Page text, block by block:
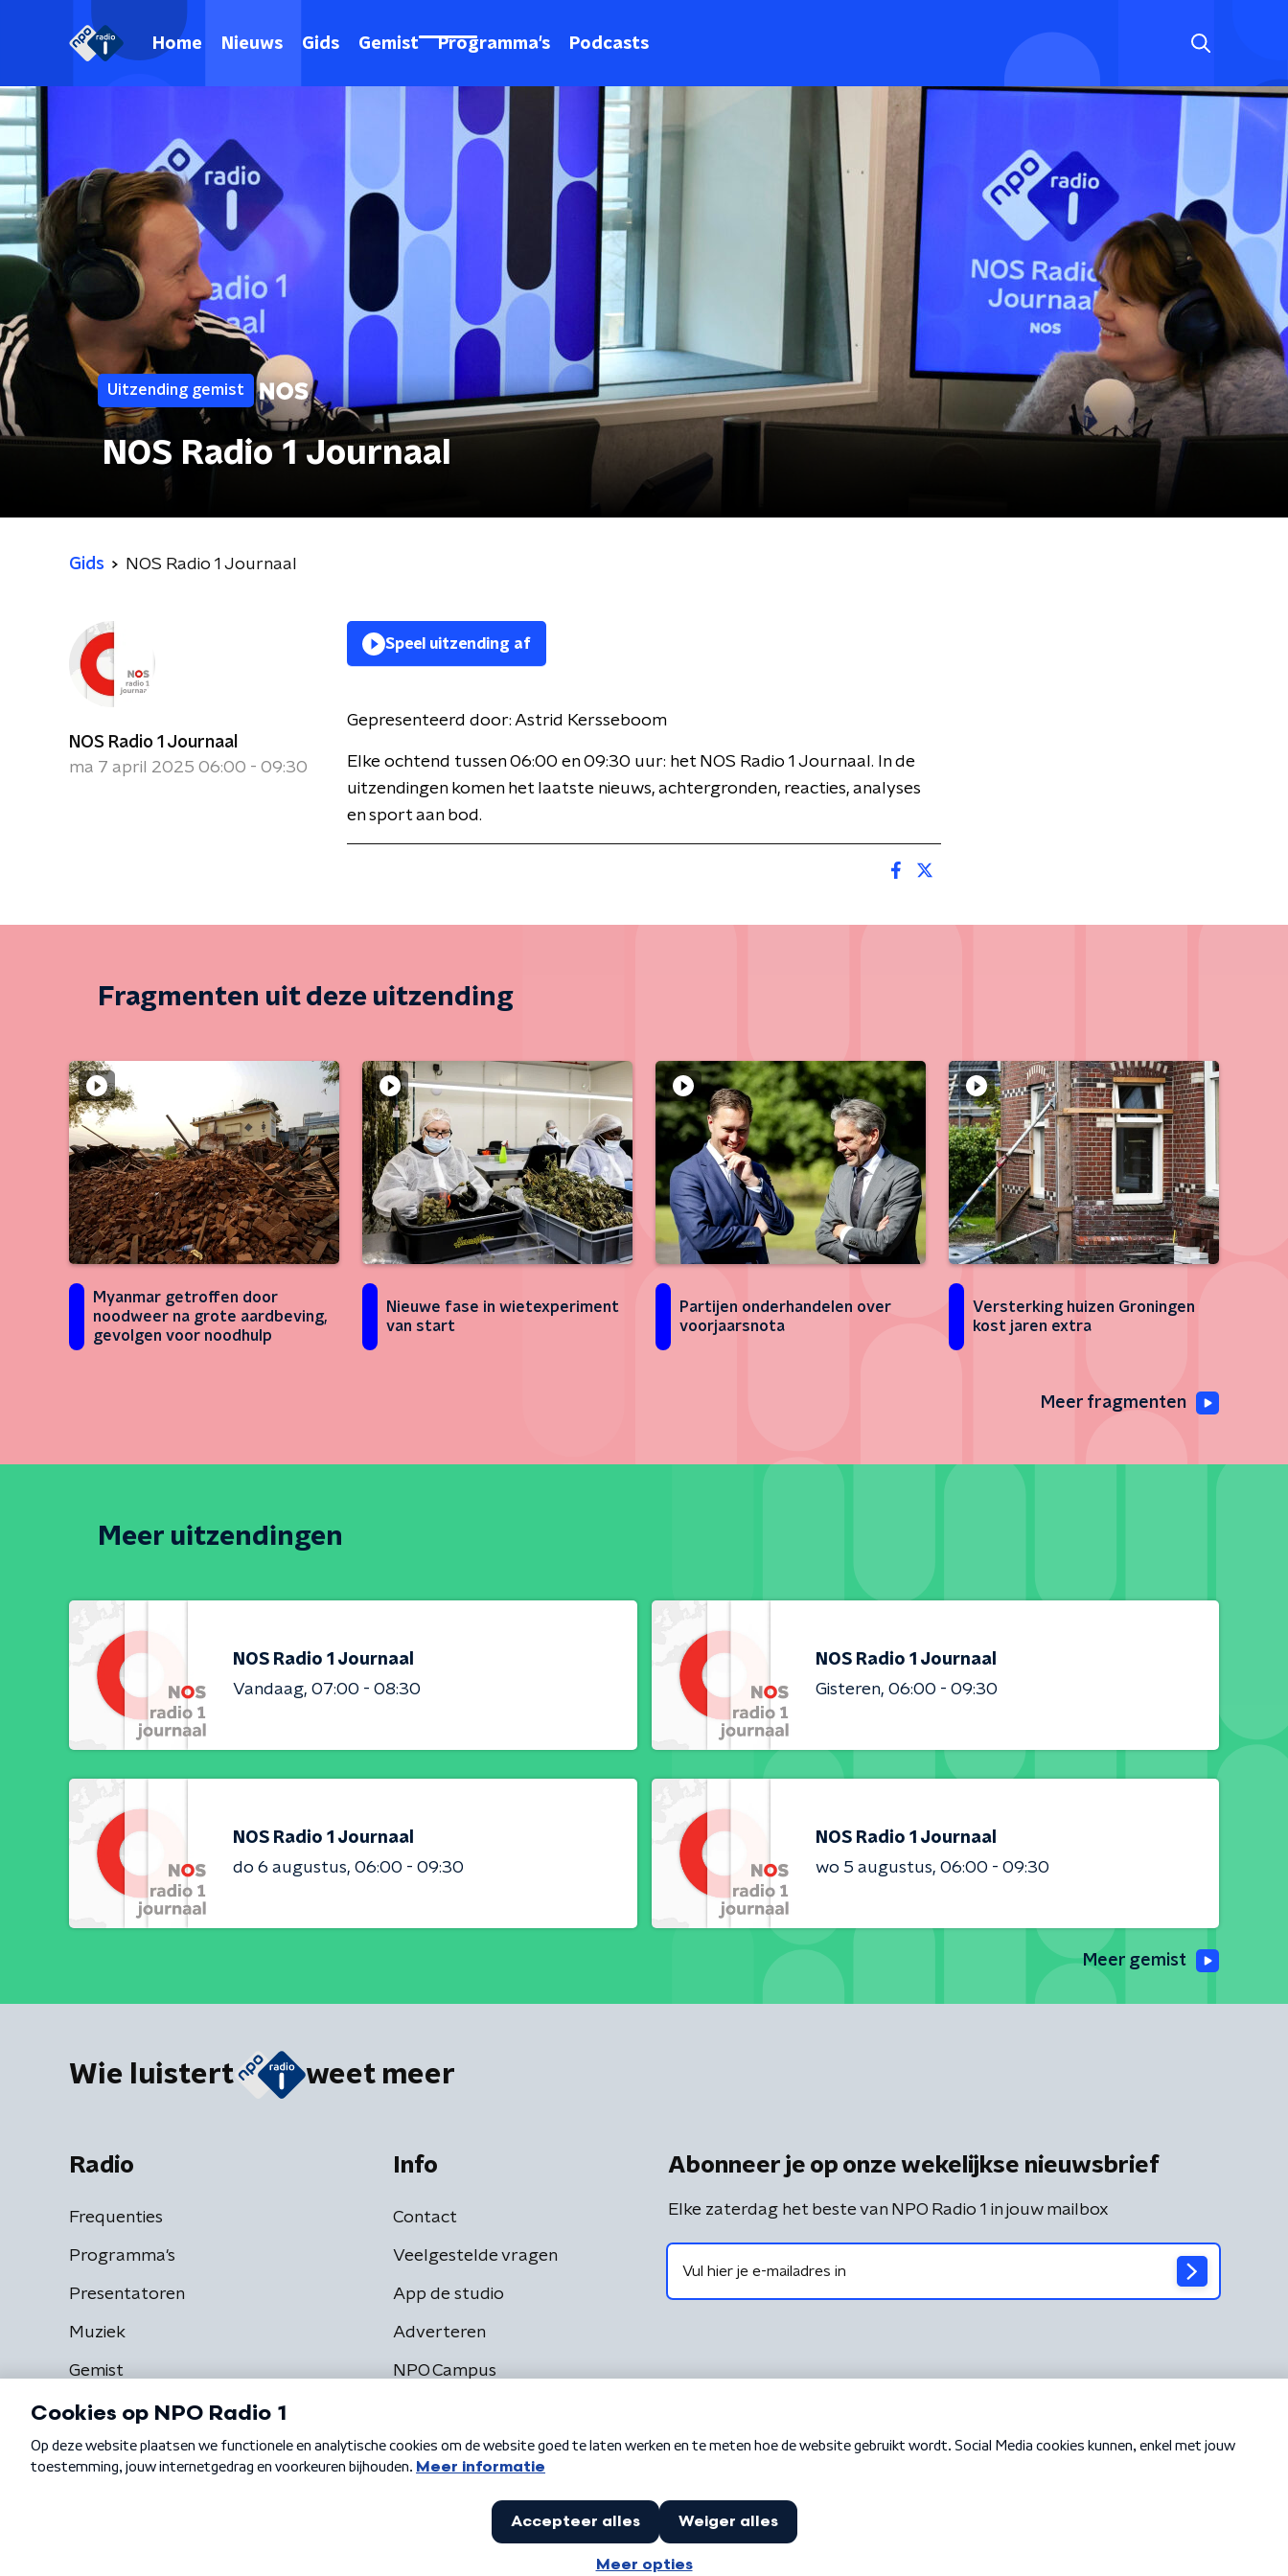
Home Nieuws Gids Gemist Programma's Podcasts
Uitzending gemist
NOS Radio 1 Journaal
Gids NOS Radio 1 Journaal
NOS Radio 1 Journaal
ma 7 april 2025 06:00 - 09:30
Speel uitzending af
Gepresenteerd door: Astrid Kersseboom
Elke ochtend tussen 06:00 en 09:30 uur: het NOS Radio 1 Journaal. In de
uitzendingen komen het laatste nieuws, achtergronden, reacties, analyses
en sport aan bod.
Fragmenten uit deze uitzending
Myanmar getroffen door
noodweer na grote aardbeving,
gevolgen voor noodhulp
Nieuwe fase in wietexperiment
van start
Partijen onderhandelen over
voorjaarsnota
Versterking huizen Groningen
kost jaren extra
Meer fragmenten
Meer uitzendingen
NOS Radio 1 Journaal
Vandaag 07:00 - 08:30
NOS Radio 1 Journaal
Gisteren 06:00 - 09:30
NOS Radio 1 Journaal
do 6 augustus 06:00 - 09:30
NOS Radio 1 Journaal
wo 5 augustus 06:00 - 09:30
Meer gemist
Wie luistert weet meer
Radio
Frequenties
Programma's
Presentatoren
Muziek
Gemist
Info
Contact
Veelgestelde vragen
App de studio
Adverteren
NPO Campus
Abonneer je op onze wekelijkse nieuwsbrief
Elke zaterdag het beste van NPO Radio 1 in jouw mailbox
Algemene voorwaarden Privacybeleid